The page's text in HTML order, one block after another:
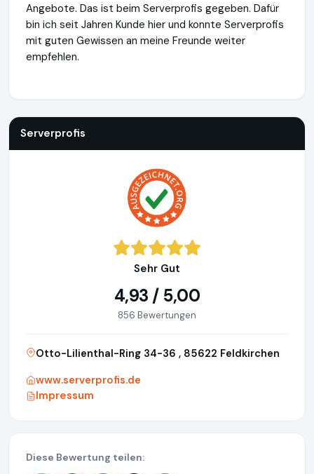
Angebote. Das ist beim Serverprofis gegeben. Dafür
bin ich seit Jahren Kunde hier und konnte Serverprofis
mit guten Gewissen an meine Freunde weiter
empfehlen.
Serverprofis
Sehr Gut
4,93 / 5,00
856 Bewertungen
Otto-Lilienthal-Ring 34-36 , 85622 Feldkirchen
www.serverprofis.de
Impressum
Diese Bewertung teilen: